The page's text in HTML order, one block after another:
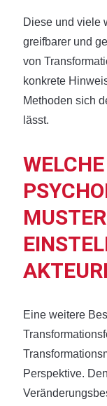
Diese und viele
greifbarer und
von
konkrete
Methoden sich
lässt.
WELCHE
Eine weitere
Perspektive.